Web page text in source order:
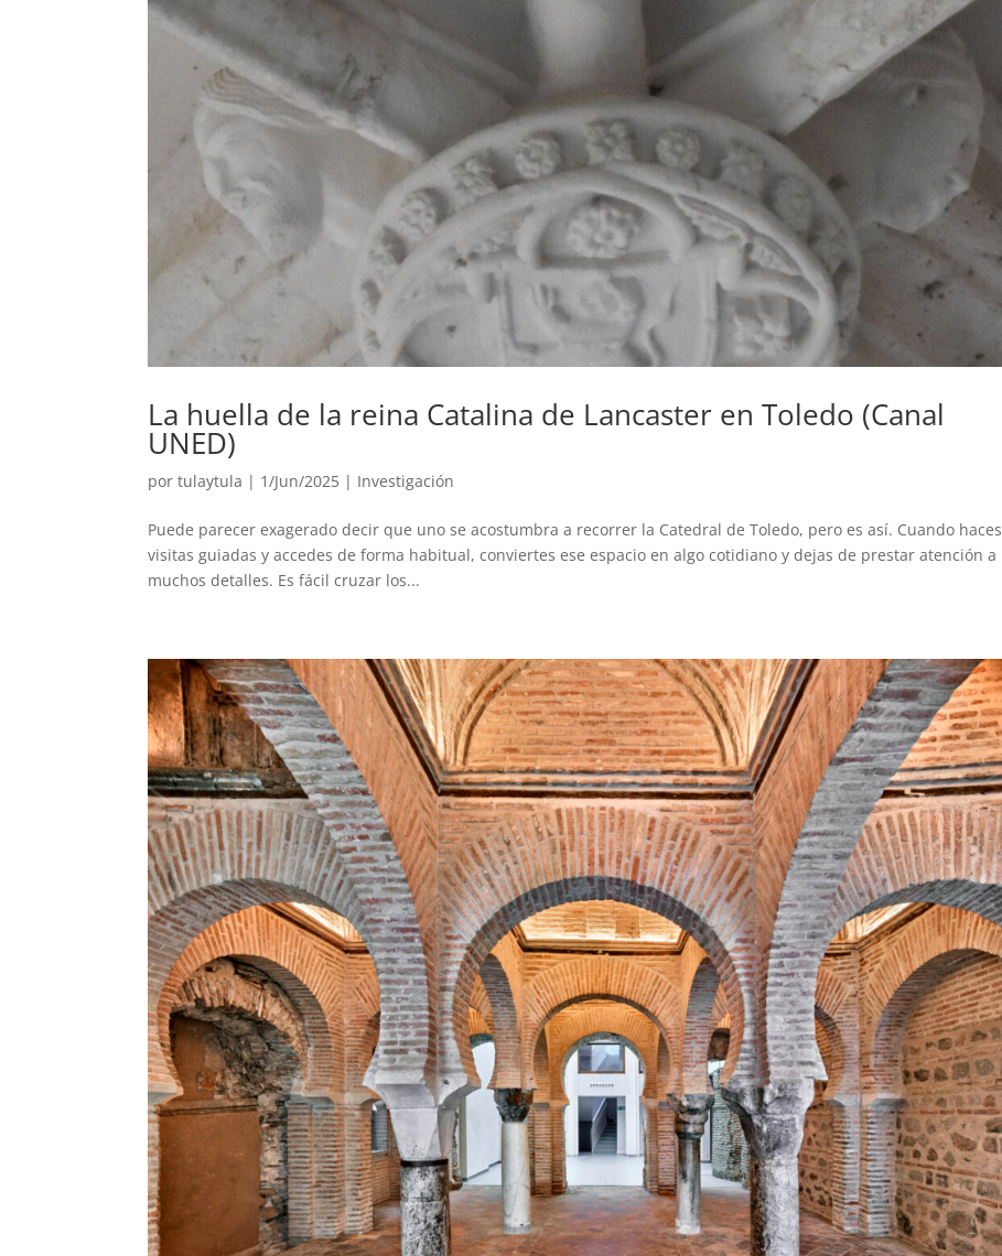
La huella de la reina Catalina de Lancaster en Toledo (Canal
UNED)
portulaytula | 1/Jun/2025 | Investigación
Puede parecer exagerado decir que uno se acostumbra a recorrer la Catedral de Toledo, pero es así. Cuando haces
visitas guiadas y accedes de forma habitual, conviertes ese espacio en algo cotidiano y dejas de prestar atención a
muchos detalles. Es fácil cruzar los...